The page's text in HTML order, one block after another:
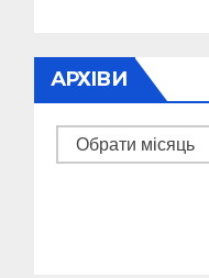
АРХІВИ
Архіви